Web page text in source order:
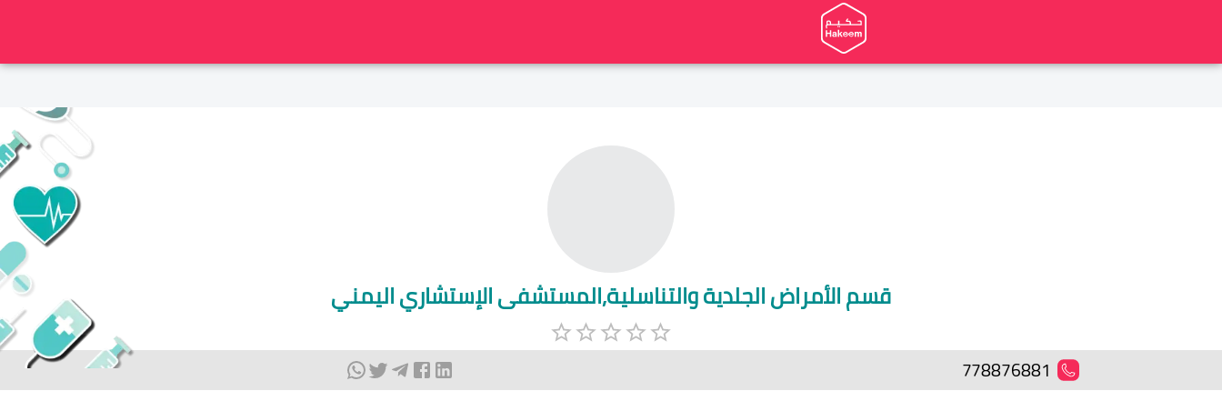
قسم الأمراض الجلدية والتناسلية,المستشفى الإستشاري اليمني
778876881